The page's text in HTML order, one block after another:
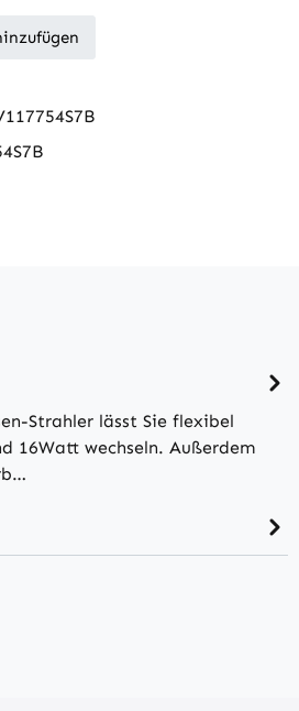
Strahler lässt Sie flexibel
16Watt wechseln. Außerdem